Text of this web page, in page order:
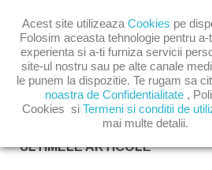

ULTIMELE ARTICOLE
Acest site utilizeaza Cookies pe
Folosim aceasta tehnologie pentru
experienta si a-ti furniza servicii
site-ul nostru sau pe alte canale
le punem la dispozitie. Te rugam sa
noastra de Confidentialitate,
Cookies si Termeni si conditii de
mai multe detalii.